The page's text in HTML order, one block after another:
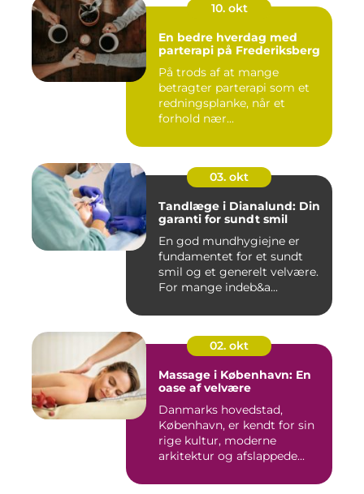
10. okt
En bedre hverdag med
parterapi på Frederiksberg
På trods af at mange
betragter parterapi som et
redningsplanke, når et
forhold nær...
03. okt
Tandlæge i Dianalund: Din
garanti for sundt smil
En god mundhygiejne er
fundamentet for et sundt
smil og et generelt velvære.
For mange indeb&a...
02. okt
Massage i København: En
oase af velvære
Danmarks hovedstad,
København, er kendt for sin
rige kultur, moderne
arkitektur og afslappede...